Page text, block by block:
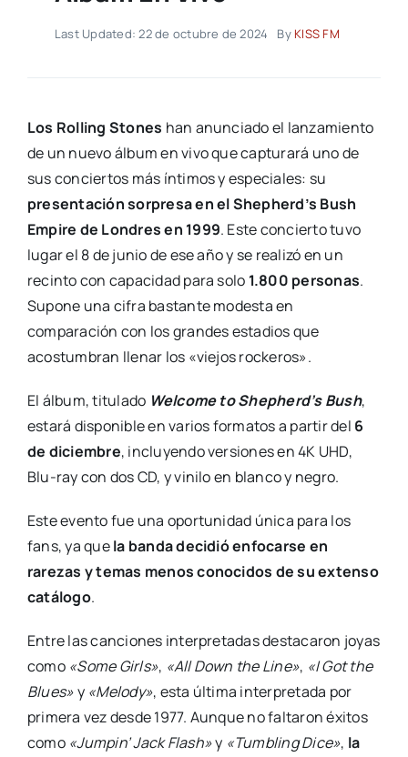
Last Updated: 22 de octubre de 2024 By KISS FM
Los Rolling Stones han anunciado el lanzamiento
de un nuevo álbum en vivo que capturará uno de
sus conciertos más íntimos y especiales: su
presentación sorpresa en el Shepherd’s Bush
Empire de Londres en 1999. Este concierto tuvo
lugar el 8 de junio de ese año y se realizó en un
recinto con capacidad para solo 1.800 personas.
Supone una cifra bastante modesta en
comparación con los grandes estadios que
acostumbran llenar los «viejos rockeros».
El álbum, titulado Welcome to Shepherd’s Bush,
estará disponible en varios formatos a partir del 6
de diciembre, incluyendo versiones en 4K UHD,
Blu-ray con dos CD, y vinilo en blanco y negro.
Este evento fue una oportunidad única para los
fans, ya quela banda decidió enfocarse en
rarezas y temas menos conocidos de su extenso
catálogo.
Entre las canciones interpretadas destacaron joyas
como «Some Girls», «All Down the Line», «I Got the
Blues»y «Melody», esta última interpretada por
primera vez desde 1977. Aunque no faltaron éxitos
como «Jumpin’ Jack Flash»y «Tumbling Dice», la